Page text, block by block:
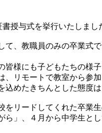
授与式を挙行いたしまし
、教職員のみの卒業式
様にも子どもたちの様
リモートで教室から参
めたきちんとした態度
リードしてくれた卒業
」、４月から中学生と